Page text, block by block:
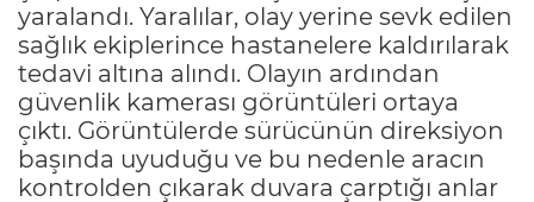
yaralandı. Yaralılar, olay yerine sevk edilen
sağlık ekiplerince hastanelere kaldırılarak
tedavi altına alındı. Olayın ardından
güvenlik kamerası görüntüleri ortaya
çıktı. Görüntülerde sürücünün direksiyon
başında uyuduğu ve bu nedenle aracın
kontrolden çıkarak duvara çarptığı anlar